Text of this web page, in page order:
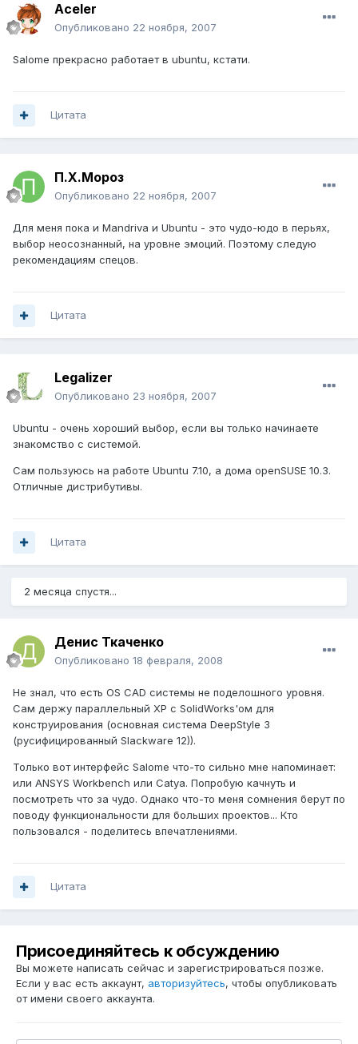
Aceler
Опубликовано 22 ноября, 2007
Salome прекрасно работает в ubuntu, кстати.
Цитата
П.Х.Мороз
Опубликовано 22 ноября, 2007
Для меня пока и Mandriva и Ubuntu - это чудо-юдо в перьях,
выбор неосознанный, на уровне эмоций. Поэтому следую
рекомендациям спецов.
Цитата
Legalizer
Опубликовано 23 ноября, 2007
Ubuntu - очень хороший выбор, если вы только начинаете
знакомство с системой.
Сам пользуюсь на работе Ubuntu 7.10, а дома openSUSE 10.3.
Отличные дистрибутивы.
Цитата
2 месяца спустя...
Денис Ткаченко
Опубликовано 18 февраля, 2008
Не знал, что есть OS CAD системы не поделошного уровня.
Сам держу параллельный XP с SolidWorks'ом для
конструирования (основная система DeepStyle 3
(русифицированный Slackware 12)).
Только вот интерфейс Salome что-то сильно мне напоминает:
или ANSYS Workbench или Catya. Попробую качнуть и
посмотреть что за чудо. Однако что-то меня сомнения берут по
поводу функциональности для больших проектов... Кто
пользовался - поделитесь впечатлениями.
Цитата
Присоединяйтесь к обсуждению
Вы можете написать сейчас и зарегистрироваться позже.
Если у вас есть аккаунт, авторизуйтесь, чтобы опубликовать
от имени своего аккаунта.